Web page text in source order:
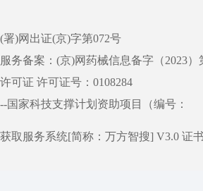
)网出证(京)字第072号
务备案：(京)网药械信息备字（2023）
可证 许可证号：0108284
国家科技支撑计划资助项目（编号：
取服务系统[简称：万方智搜] V3.0 证